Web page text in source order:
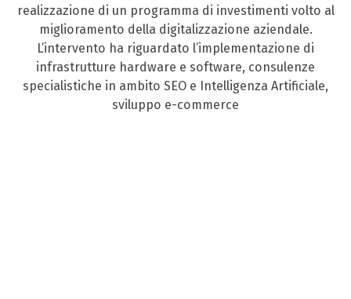
realizzazione di un programma di investimenti volto al
miglioramento della digitalizzazione aziendale.
L’intervento ha riguardato l’implementazione di
infrastrutture hardware e software, consulenze
specialistiche in ambito SEO e Intelligenza Artificiale,
sviluppo e-commerce